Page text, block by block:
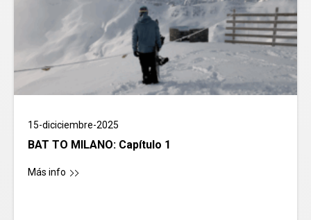
15-diciciembre-2025
BAT TO MILANO: Capítulo 1
Más info